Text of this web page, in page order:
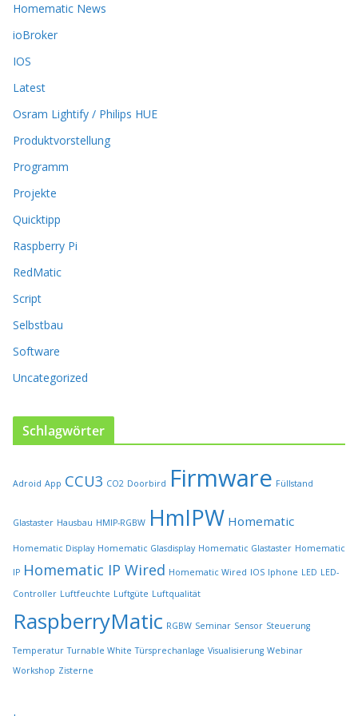
n
n
a
f
d
e
r
r
o
u
k
s
e
i
t
g
e
l
d
e
Homematic News
ioBroker
IOS
Latest
Osram Lightify / Philips HUE
Produktvorstellung
Programm
Projekte
Quicktipp
Raspberry Pi
RedMatic
Script
Selbstbau
Software
Uncategorized
Schlagwörter
Adroid App CCU3 CO2 Doorbird Firmware Füllstand
Glastaster Hausbau HMIP-RGBW HmIPW Homematic
Homematic Display Homematic Glasdisplay Homematic Glastaster Homematic
IP Homematic IP Wired Homematic Wired IOS Iphone LED LED-
Controller Luftfeuchte Luftgüte Luftqualität
RaspberryMatic RGBW Seminar Sensor Steuerung
Temperatur Turnable White Türsprechanlage Visualisierung Webinar
Workshop Zisterne